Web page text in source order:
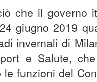
che il governo
giugno 2019
invernali di
e Salute,
funzioni del